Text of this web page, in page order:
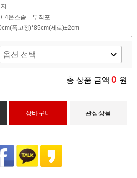
4온스솜 + 부직포
폭고정)*85cm(세로)±2cm
총 상품 금액 0 원
장바구니 관심상품